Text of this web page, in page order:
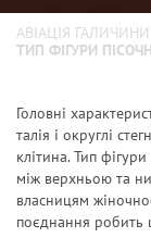
АВІАЦІЯ ГАЛИЧИНИ
ТИП ФІГУРИ
Головні
талія і округлі
клітина.Тип
між верхньою та
власницям
поєднання робить